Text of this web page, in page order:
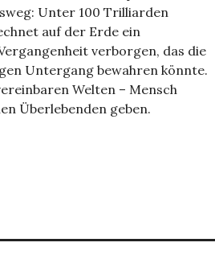
Unter 100 Trilliarden
auf der Erde ein
verborgen, das die
Untergang bewahren könnte.
Welten – Mensch
Überlebenden geben.